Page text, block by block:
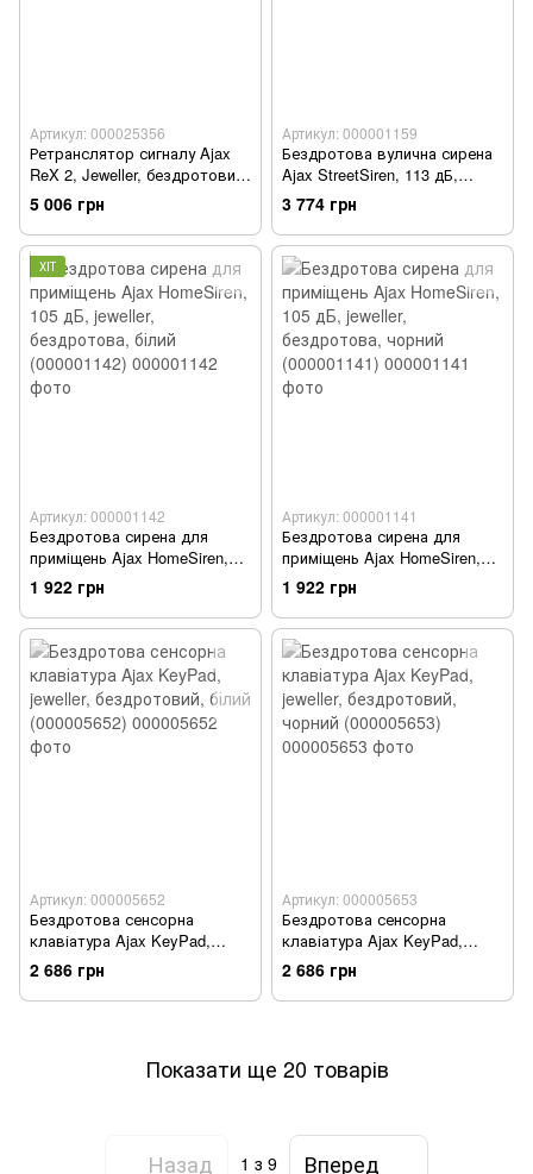
Артикул: 000025356
Ретранслятор сигналу Ajax
ReX 2, Jeweller, бездротовий,
чорний (000025356)
5 006 грн
Артикул: 000001159
Бездротова вулична сирена
Ajax StreetSiren, 113 дБ,
jeweller, бездротова, білий
(000001159)
3 774 грн
ХІТ
Артикул: 000001142
Бездротова сирена для
приміщень Ajax HomeSiren,
105 дБ, jeweller, бездротова,
білий (000001142)
1 922 грн
Артикул: 000001141
Бездротова сирена для
приміщень Ajax HomeSiren,
105 дБ, jeweller, бездротова,
чорний (000001141)
1 922 грн
Артикул: 000005652
Бездротова сенсорна
клавіатура Ajax KeyPad,
jeweller, бездротовий, білий
(000005652)
2 686 грн
Артикул: 000005653
Бездротова сенсорна
клавіатура Ajax KeyPad,
jeweller, бездротовий, чорний
(000005653)
2 686 грн
Показати ще 20 товарів
Назад 1 з 9 Вперед